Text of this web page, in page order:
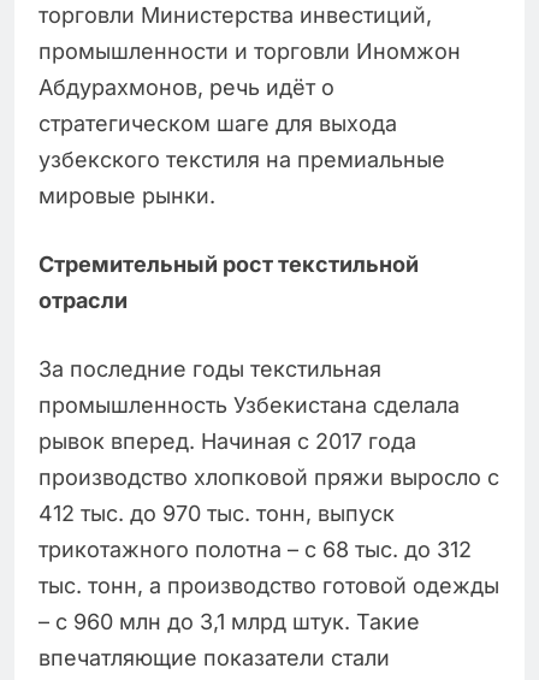
торговли Министерства инвестиций,
промышленности и торговли Иномжон
Абдурахмонов, речь идёт о
стратегическом шаге для выхода
узбекского текстиля на премиальные
мировые рынки.
Стремительный рост текстильной
отрасли
За последние годы текстильная
промышленность Узбекистана сделала
рывок вперед. Начиная с 2017 года
производство хлопковой пряжи выросло с
412 тыс. до 970 тыс. тонн, выпуск
трикотажного полотна – с 68 тыс. до 312
тыс. тонн, а производство готовой одежды
– с 960 млн до 3,1 млрд штук. Такие
впечатляющие показатели стали